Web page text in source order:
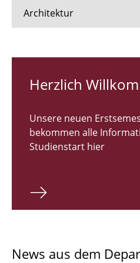
Architektur
RUNDGANG 26
Bachelor Architektur
Master Architektur
Qualifikationsprofil
Herzlich
Unsere neuen
bekommen alle
Studienstart hier
News aus dem